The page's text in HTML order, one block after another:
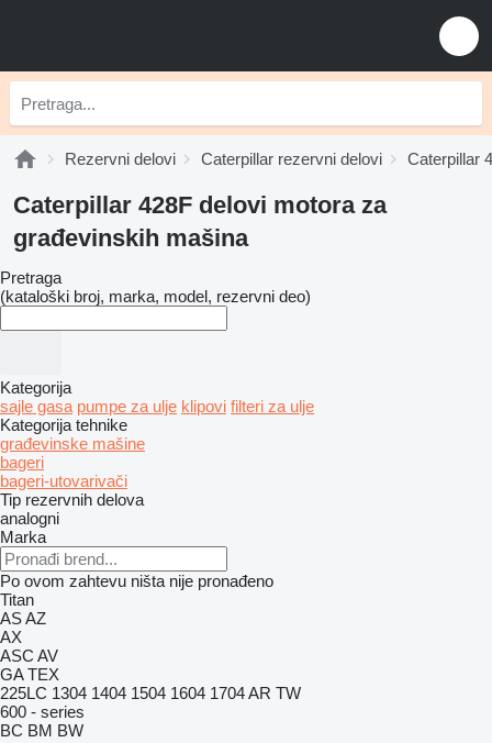
Rezervni delovi Caterpillar rezervni delovi Caterpillar
Caterpillar 428F delovi motora za
građevinskih mašina
Pretraga
(kataloški broj, marka, model, rezervni deo)
Kategorija
sajle gasa pumpe za ulje klipovi filteri za ulje
Kategorija tehnike
građevinske mašine
bageri
bageri-utovarivači
Tip rezervnih delova
analogni
Marka
Po ovom zahtevu ništa nije pronađeno
Titan
ASAZ
AX
ASC AV
GA TEX
225LC 1304 1404 1504 1604 1704AR TW
600 - series
BC BM BW